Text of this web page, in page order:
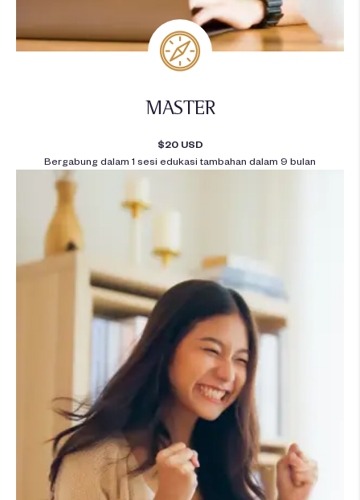
MASTER
$20 USD
Bergabung dalam 1 sesi edukasi tambahan dalam 9 bulan